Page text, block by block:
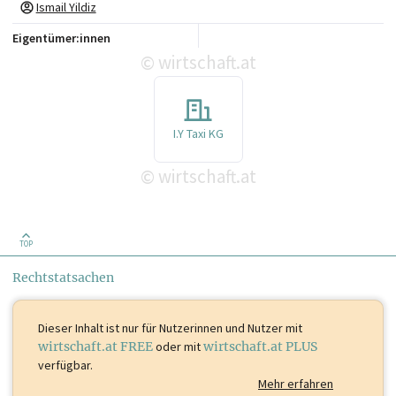
Ismail Yildiz
Eigentümer:innen
© wirtschaft.at
I.Y Taxi KG
© wirtschaft.at
TOP
Rechtstatsachen
Dieser Inhalt istnur für Nutzerinnen und Nutzer mit
wirtschaft.at FREEoder mitwirtschaft.at PLUS
verfügbar.
Mehr erfahren